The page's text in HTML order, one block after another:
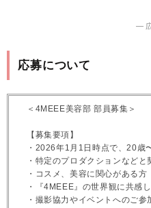
―
応募について
＜4MEEE美容部 部員募集＞
【募集要項】
・2026年1月1日時点で、20歳
・特定のプロダクションなど
・コスメ、美容に関心がある方
・『4MEEE』の世界観に共感
・撮影協力やイベントへのご参